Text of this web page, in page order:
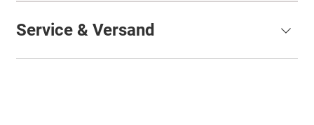
Service & Versand